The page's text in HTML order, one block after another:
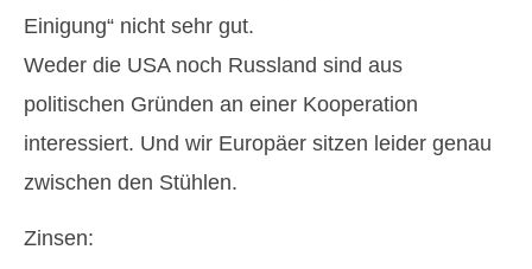
Einigung“ nicht sehr gut.
Weder die USA noch Russland sind aus
politischen Gründen an einer Kooperation
interessiert. Und wir Europäer sitzen leider genau
zwischen den Stühlen.
Zinsen: